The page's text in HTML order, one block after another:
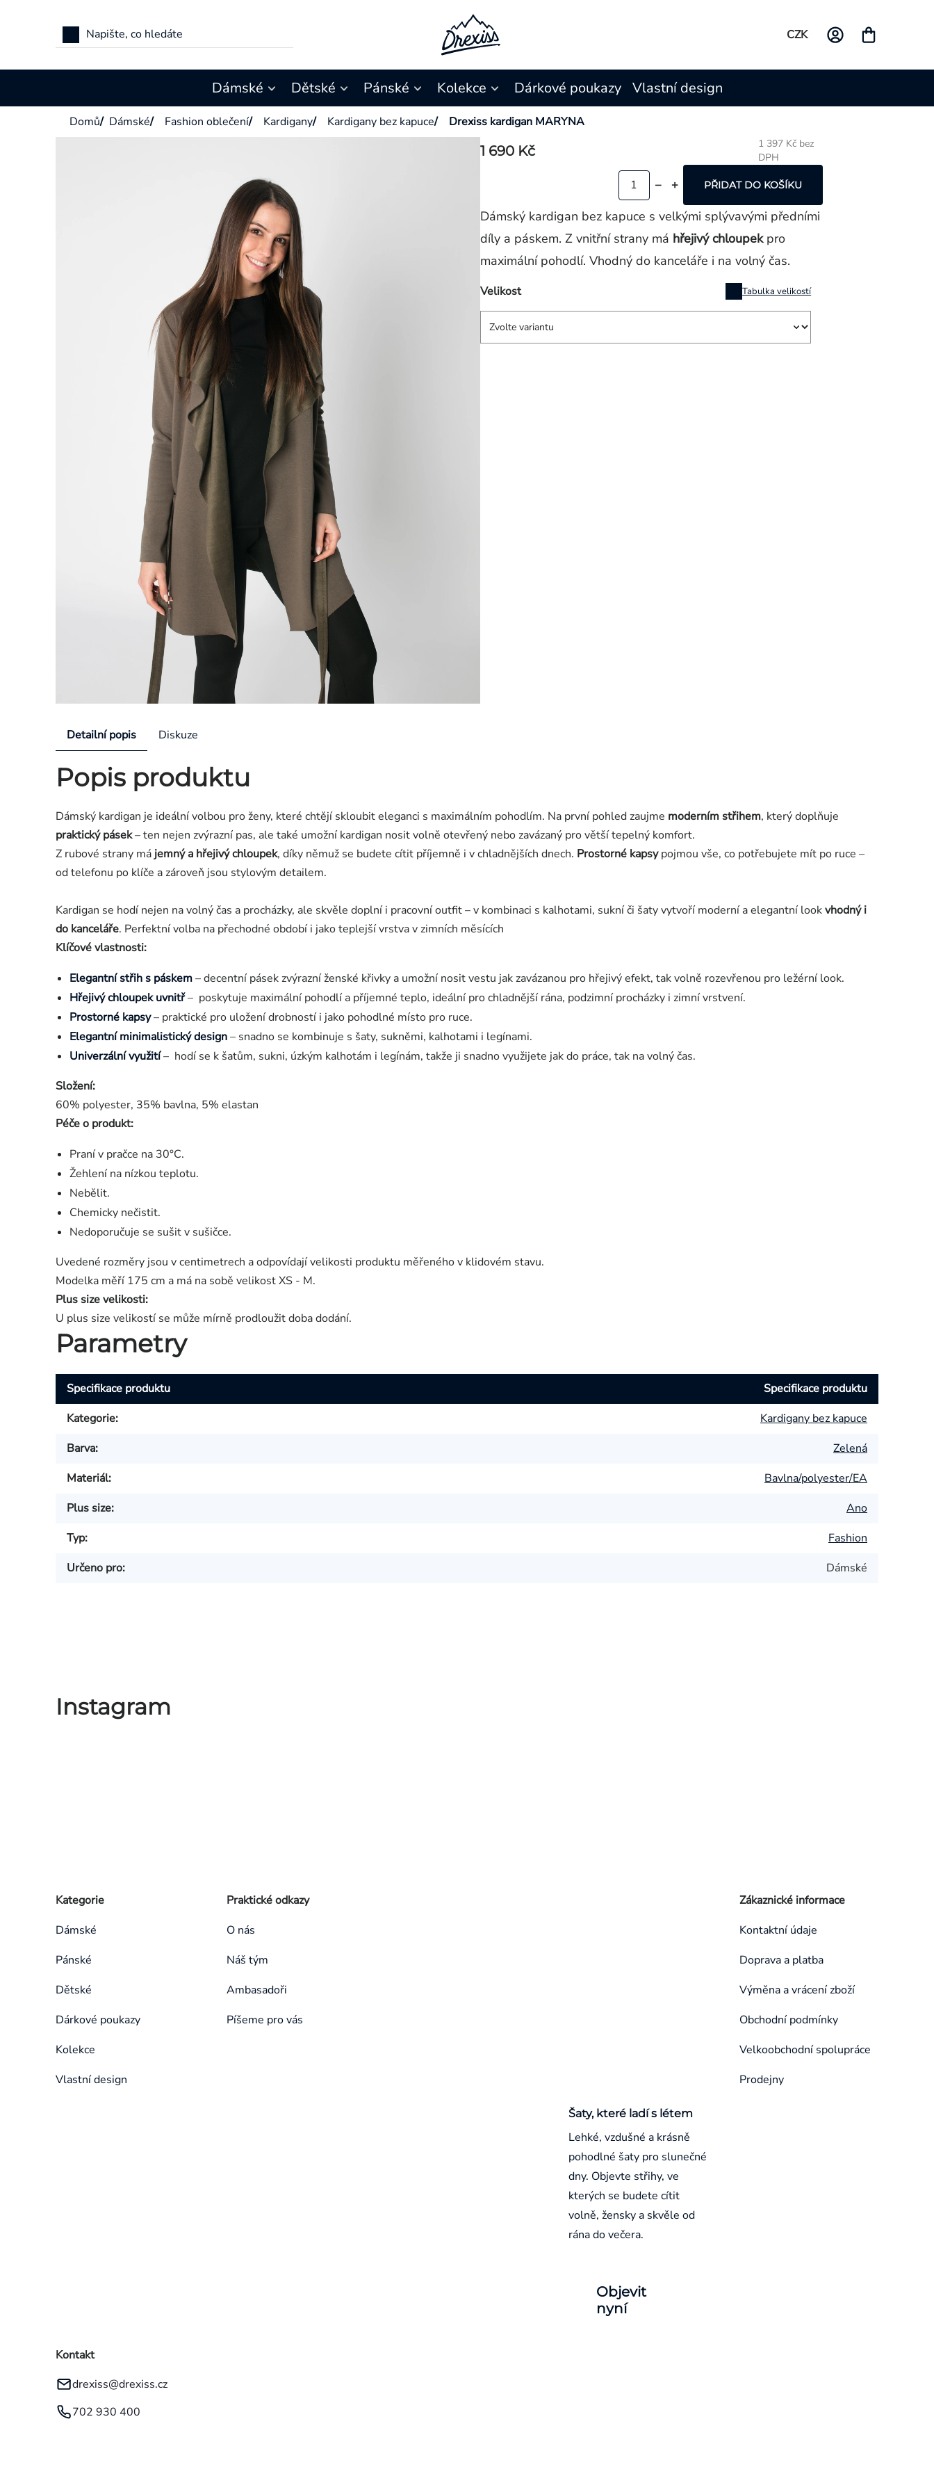
CZK
Dámské Dětské Pánské Kolekce Dárkové poukazy Vlastní design
Domů/ Dámské/ Fashion oblečení/ Kardigany/ Kardigany bez kapuce/ Drexiss kardigan MARYNA
1 690 Kč
1 397 Kč bez
DPH
Velikost Tabulka velikostí
PŘIDAT DO KOŠÍKU
Dámský kardigan bez kapuce s velkými splývavými předními
díly a páskem. Z vnitřní strany má hřejivý chloupekpro
maximální pohodlí. Vhodný do kanceláře i na volný čas.
Detailní popis Diskuze
Popis produktu
Dámský kardigan je ideální volbou pro ženy, které chtějí skloubit eleganci s maximálním pohodlím. Na první pohled zaujme moderním střihem, který doplňuje
praktický pásek– ten nejen zvýrazní pas, ale také umožní kardigan nosit volně otevřený nebo zavázaný pro větší tepelný komfort.
Z rubové strany má jemný a hřejivý chloupek, díky němuž se budete cítit příjemně i v chladnějších dnech. Prostorné kapsypojmou vše, co potřebujete mít po ruce –
od telefonu po klíče a zároveň jsou stylovým detailem.
Kardigan se hodí nejen na volný čas a procházky, ale skvěle doplní i pracovní outfit – v kombinaci s kalhotami, sukní či šaty vytvoří moderní a elegantní lookvhodný i
do kanceláře. Perfektní volba na přechodné období i jako teplejší vrstva v zimních měsících
Klíčové vlastnosti:
Elegantní střih s páskem– decentní pásek zvýrazní ženské křivky a umožní nosit vestu jak zavázanou pro hřejivý efekt, tak volně rozevřenou pro ležérní look.
Hřejivý chloupek uvnitř– poskytuje maximální pohodlí a příjemné teplo, ideální pro chladnější rána, podzimní procházky i zimní vrstvení.
Prostorné kapsy– praktické pro uložení drobností i jako pohodlné místo pro ruce.
Elegantní minimalistický design– snadno se kombinuje s šaty, sukněmi, kalhotami i legínami.
Univerzální využití– hodí se k šatům, sukni, úzkým kalhotám i legínám, takže ji snadno využijete jak do práce, tak na volný čas.
Složení:
60% polyester, 35% bavlna, 5% elastan
Péče o produkt:
Praní v pračce na 30°C.
Žehlení na nízkou teplotu.
Nebělit.
Chemicky nečistit.
Nedoporučuje se sušit v sušičce.
Uvedené rozměry jsou v centimetrech a odpovídají velikosti produktu měřeného v klidovém stavu.
Modelka měří 175 cm a má na sobě velikost XS - M.
Plus size velikosti:
U plus size velikostí se může mírně prodloužit doba dodání.
Parametry
Specifikace produktu
Specifikace produktu
Kategorie:
Kardigany bez kapuce
Barva:
Zelená
Materiál:
Bavlna/polyester/EA
Plus size:
Ano
Typ:
Fashion
Určeno pro: Dámské
Instagram
kategorie
Kategorie
Dámské
Pánské
Dětské
Dárkové poukazy
Kolekce
Vlastní design
Praktické odkazy
O nás
Náš tým
Ambasadoři
Píšeme pro vás
Šaty, které ladí s létem
Lehké, vzdušné a krásně
pohodlné šaty pro slunečné
dny. Objevte střihy, ve
kterých se budete cítit
volně, žensky a skvěle od
rána do večera.
Objevit
nyní
Zákaznické informace
Kontaktní údaje
Doprava a platba
Výměna a vrácení zboží
Obchodní podmínky
Velkoobchodní spolupráce
Prodejny
Kontakt
drexiss@drexiss.cz
702 930 400